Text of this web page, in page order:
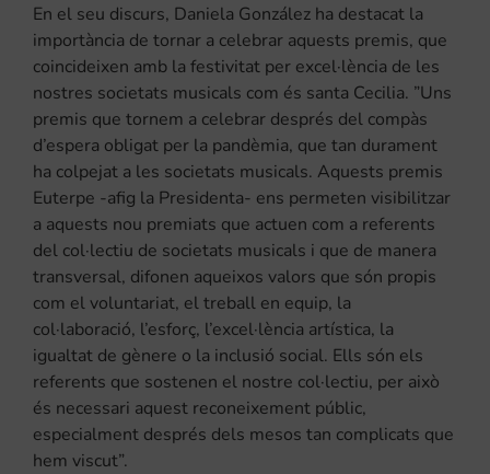
En el seu discurs, Daniela González ha destacat la
importància de tornar a celebrar aquests premis, que
coincideixen amb la festivitat per excel·lència de les
nostres societats musicals com és santa Cecilia. ”Uns
premis que tornem a celebrar després del compàs
d’espera obligat per la pandèmia, que tan durament
ha colpejat a les societats musicals. Aquests premis
Euterpe -afig la Presidenta- ens permeten visibilitzar
a aquests nou premiats que actuen com a referents
del col·lectiu de societats musicals i que de manera
transversal, difonen aqueixos valors que són propis
com el voluntariat, el treball en equip, la
col·laboració, l’esforç, l’excel·lència artística, la
igualtat de gènere o la inclusió social. Ells són els
referents que sostenen el nostre col·lectiu, per això
és necessari aquest reconeixement públic,
especialment després dels mesos tan complicats que
hem viscut”.